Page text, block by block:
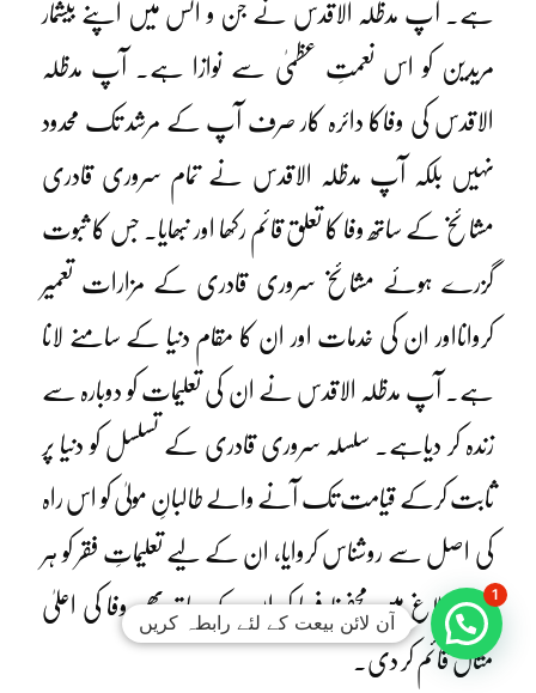
ہے۔ آپ مدظلہ الاقدس نے جن و انس میں اپنے بیشمار
مریدین کو اس نعمتِ عظمیٰ سے نوازا ہے۔ آپ مدظلہ
الاقدس کی وفاکا دائرہ کار صرف آپ کے مرشد تک محدود
نہیں بلکہ آپ مدظلہ الاقدس نے تمام سروری قادری
مشائخ کے ساتھ وفا کا تعلق قائم رکھا اور نبھایا۔ جس کا ثبوت
گزرے ہوئے مشائخ سروری قادری کے مزارات تعمیر
کروانااور ان کی خدمات اور ان کا مقام دنیا کے سامنے لانا
ہے۔ آپ مدظلہ الاقدس نے ان کی تعلیمات کو دوبارہ سے
زندہ کر دیاہے۔ سلسلہ سروری قادری کے تسلسل کو دنیا پر
ثابت کرکے قیامت تک آنے والے طالبانِ مولیٰ کو اس راہ
کی اصل سے روشناس کروایا، ان کے لیے تعلیماتِ فقر کو ہر
ذریعہ ابلاغ میں محفوظ فرما کر ان کے ساتھ بھی وفا کی اعلیٰ
مثال قائم کر دی۔
آن لائن بیعت کے لئے رابطہ کریں
1